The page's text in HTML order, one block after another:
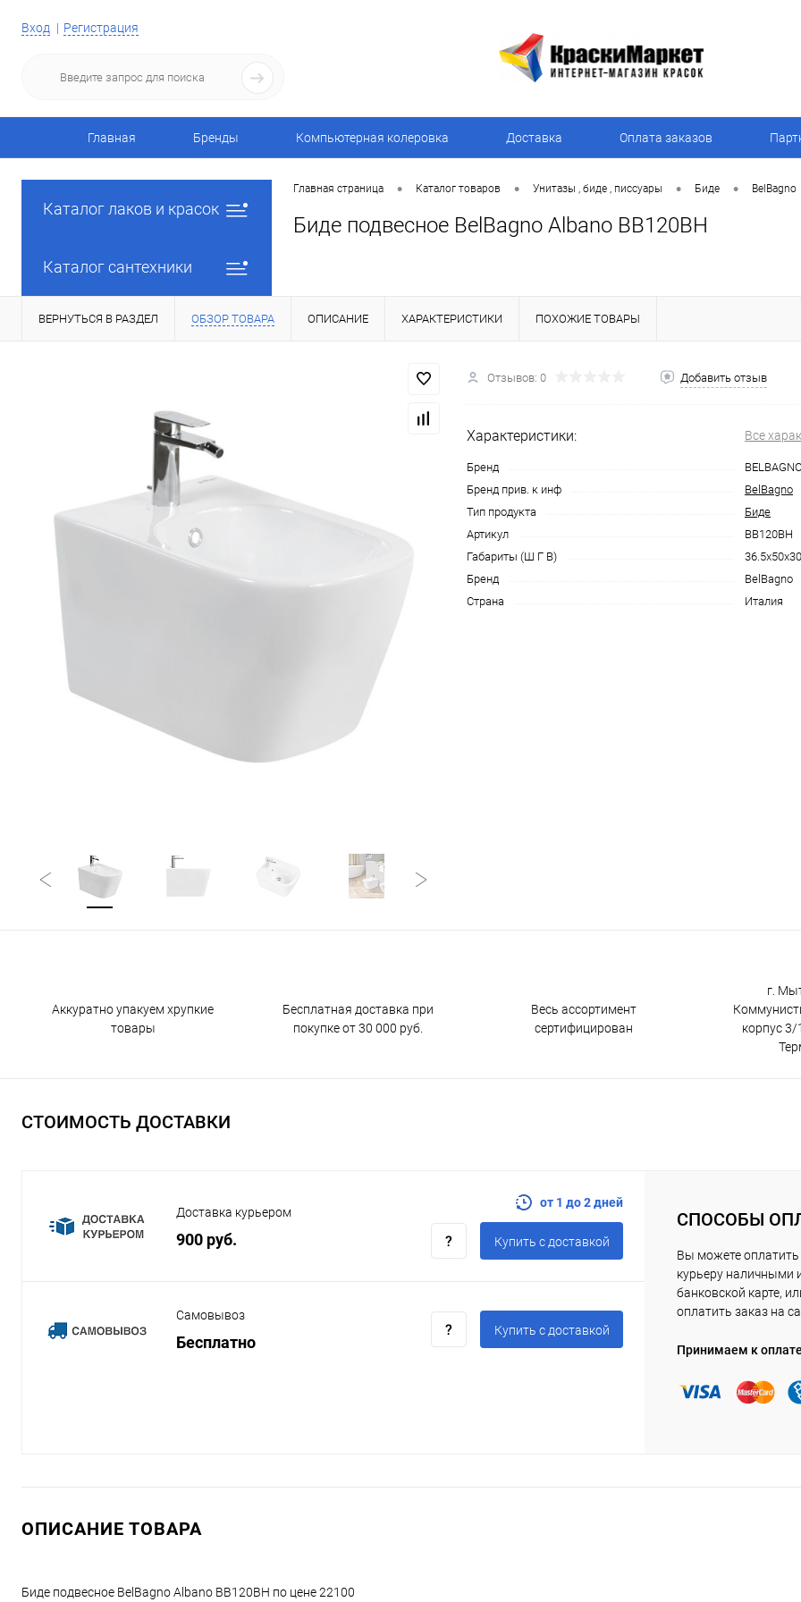
Вход Регистрация
Главная Бренды Компьютерная колеровка Доставка Оплата заказов
Каталог лаков и красок
Каталог сантехники
Главная страница • Каталог товаров • Унитазы , биде , писсуары • Биде • BelBagno
Биде подвесное BelBagno Albano BB120BH
ВЕРНУТЬСЯ В РАЗДЕЛ ОБЗОР ТОВАРА ОПИСАНИЕ ХАРАКТЕРИСТИКИ ПОХОЖИЕ ТОВАРЫ
Отзывов: 0 Добавить отзыв
Характеристики: Все
Бренд
Бренд прив. к инф
BelBagno
Тип продукта
Биде
Артикул
BB120BH
Габариты (Ш Г В)
Бренд
BelBagno
Страна
Италия
Аккуратно упакуем хрупкие
товары
Бесплатная доставка при
покупке от 30 000 руб.
Весь ассортимент
сертифицирован
г.
корпус 3/
СТОИМОСТЬ ДОСТАВКИ
Доставка курьером
900 руб.
от 1 до 2 дней
Купить c доставкой
Самовывоз
Бесплатно
Купить c доставкой
СПОСОБЫ
Вы можете оплатить
курьеру наличными
банковской карте,
оплатить заказ на
Принимаем к
ОПИСАНИЕ ТОВАРА
Биде подвесное BelBagno Albano BB120BH по цене 22100